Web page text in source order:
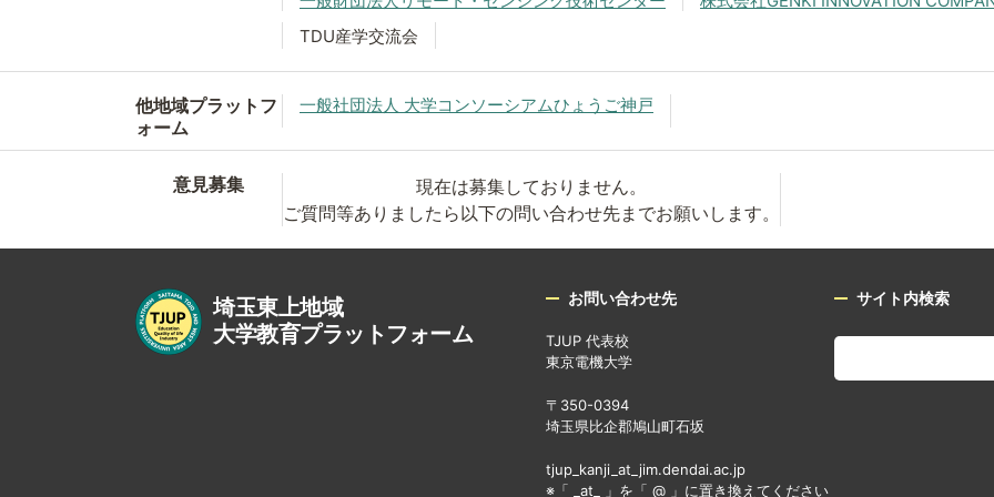
TDU産学交流会
他地域プラットフ
ォーム
一般社団法人 大学コンソーシアムひょうご神戸
意見募集
現在は募集しておりません。
ご質問等ありましたら以下の問い合わせ先までお願いします。
埼玉東上地域
大学教育プラットフォーム
お問い合わせ先
TJUP 代表校
東京電機大学
〒350-0394
埼玉県比企郡鳩山町石坂
tjup_kanji_at_jim.dendai.ac.jp
※「 _at_ 」を「 @ 」に置き換えてください
サイト内検索